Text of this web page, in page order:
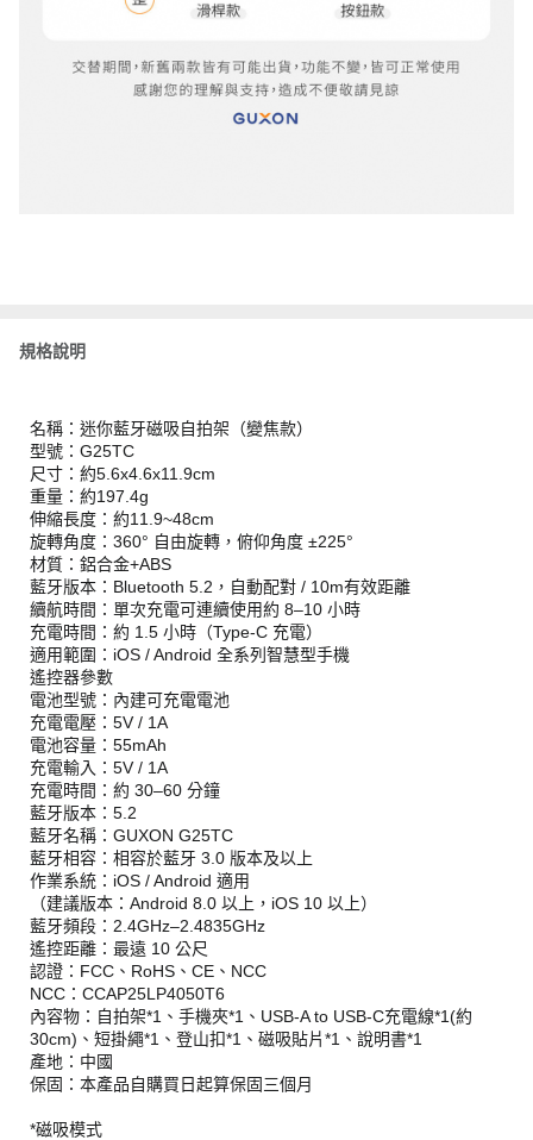
規格說明
名稱：迷你藍牙磁吸自拍架（變焦款）
型號：G25TC
尺寸：約5.6x4.6x11.9cm
重量：約197.4g
伸縮長度：約11.9~48cm
旋轉角度：360° 自由旋轉，俯仰角度 ±225°
材質：鋁合金+ABS
藍牙版本：Bluetooth 5.2，自動配對 / 10m有效距離
續航時間：單次充電可連續使用約 8–10 小時
充電時間：約 1.5 小時（Type-C 充電）
適用範圍：iOS / Android 全系列智慧型手機
遙控器參數
電池型號：內建可充電電池
充電電壓：5V / 1A
電池容量：55mAh
充電輸入：5V / 1A
充電時間：約 30–60 分鐘
藍牙版本：5.2
藍牙名稱：GUXON G25TC
藍牙相容：相容於藍牙 3.0 版本及以上
作業系統：iOS / Android 適用
（建議版本：Android 8.0 以上，iOS 10 以上）
藍牙頻段：2.4GHz–2.4835GHz
遙控距離：最遠 10 公尺
認證：FCC、RoHS、CE、NCC
NCC：CCAP25LP4050T6
內容物：自拍架*1、手機夾*1、USB-A to USB-C充電線*1(約
30cm)、短掛繩*1、登山扣*1、磁吸貼片*1、說明書*1
產地：中國
保固：本產品自購買日起算保固三個月
*磁吸模式